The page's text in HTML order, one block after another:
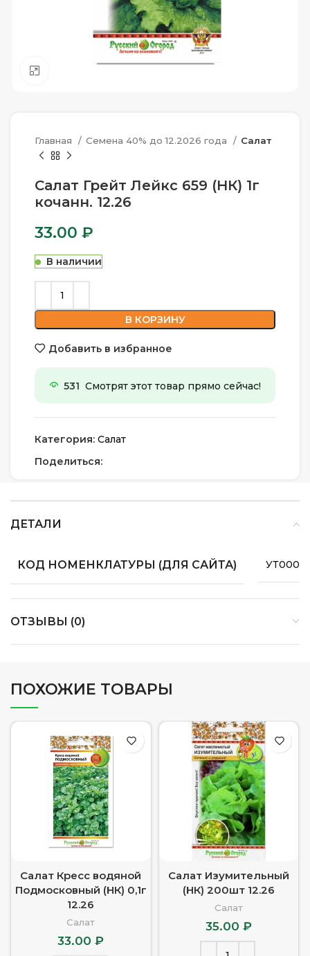
Главная Семена 40% до 12.2026 года Салат
Салат Грейт Лейкс 659 (НК) 1г
кочанн. 12.26
33.00 ₽
В наличии
В КОРЗИНУ
Добавить в избранное
531 Смотрят этот товар прямо сейчас!
Категория: Салат
Поделиться:
ДЕТАЛИ
КОД НОМЕНКЛАТУРЫ (ДЛЯ САЙТА)
ОТЗЫВЫ (0)
ПОХОЖИЕ ТОВАРЫ
Салат Кресс водяной
Подмосковный (НК) 0,1г
12.26
Салат
33.00₽
Салат Изумительный
(НК) 200шт 12.26
Салат
35.00 ₽